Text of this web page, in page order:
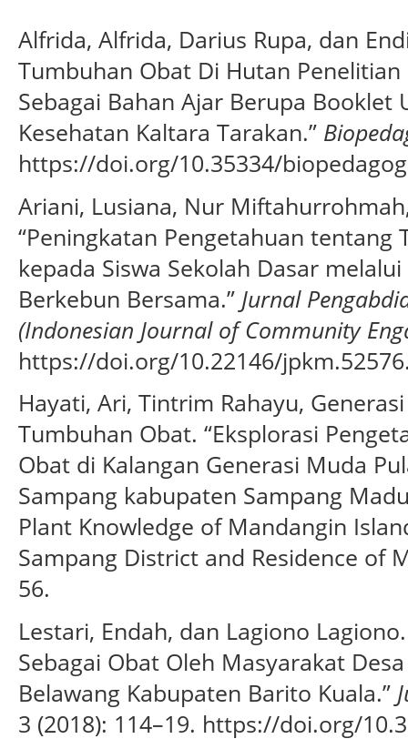
Alfrida, Alfrida, Darius Rupa, dan
Tumbuhan Obat Di Hutan
Sebagai Bahan Ajar Berupa Booklet
Kesehatan Kaltara Tarakan.”
https://doi.org/10.35334/
Ariani, Lusiana, Nur
“Peningkatan Pengetahuan tentang
kepada Siswa Sekolah Dasar
Berkebun Bersama.” Jurnal
(Indonesian Journal of Community
https://doi.org/10.22146/
Hayati, Ari, Tintrim Rahayu,
Tumbuhan Obat. “Eksplorasi
Obat di Kalangan Generasi Muda
Sampang kabupaten Sampang
Plant Knowledge of Mandangin
Sampang District and Residence of
56.
Lestari, Endah, dan Lagiono
Sebagai Obat Oleh Masyarakat
Belawang Kabupaten Barito Kuala.”
3 (2018): 114–19. https://doi.org/